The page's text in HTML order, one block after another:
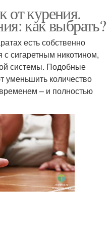
от курения.
как выбрать?
есть собственно
с сигаретным никотином,
системы. Подобные
уменьшить количество
– и полностью